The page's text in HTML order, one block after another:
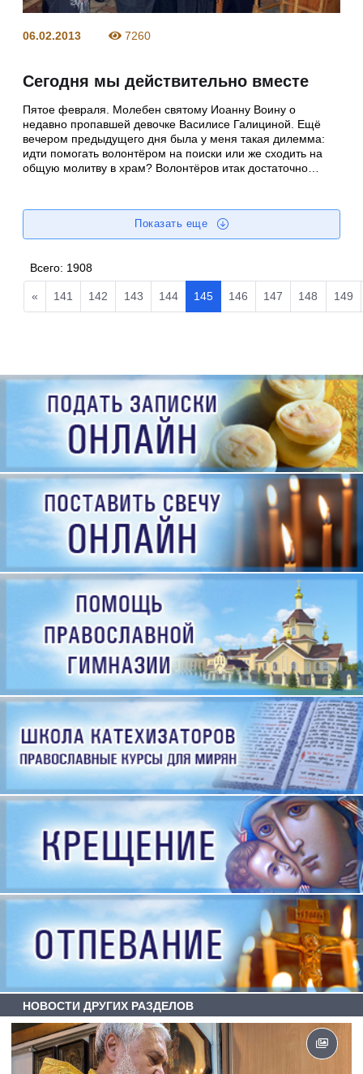
06.02.2013 7260
Сегодня мы действительно вместе
Пятое февраля. Молебен святому Иоанну Воину о
недавно пропавшей девочке Василисе Галициной. Ещё
вечером предыдущего дня была у меня такая дилемма:
идти помогать волонтёром на поиски или же сходить на
общую молитву в храм? Волонтёров итак достаточно…
Показать еще
Всего: 1908
« 141 142 143 144 145 146 147 148 149
НОВОСТИ ДРУГИХ РАЗДЕЛОВ